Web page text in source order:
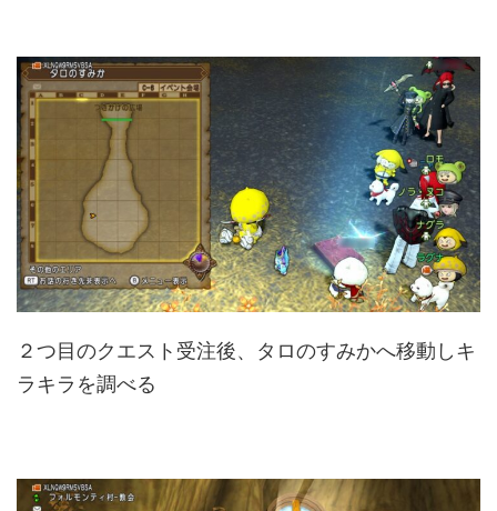
２つ目のクエスト受注後、タロのすみかへ移動しキ
ラキラを調べる